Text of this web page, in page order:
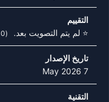
التقييم
⭐ لم يتم التصويت بعد.
(0 الأصوات)
تاريخ الإصدار
7 May 2026
التقنية